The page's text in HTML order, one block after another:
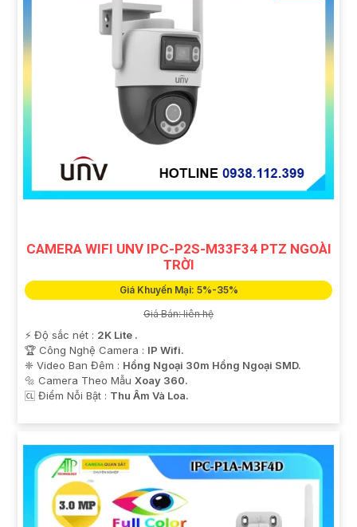
CAMERA WIFI UNV IPC-P2S-M33F34 PTZ NGOÀI
TRỜI
Giá Khuyến Mại: 5%-35%
Giá Bán: liên hệ
️⚡ Độ sắc nét : 2K Lite .
🏆 Công Nghệ Camera : IP Wifi.
❈ Video Ban Đêm : Hồng Ngoại 30m Hồng Ngoại SMD.
🔩 Camera Theo Mẫu Xoay 360.
️🆑 Điểm Nỗi Bật : Thu Âm Và Loa.